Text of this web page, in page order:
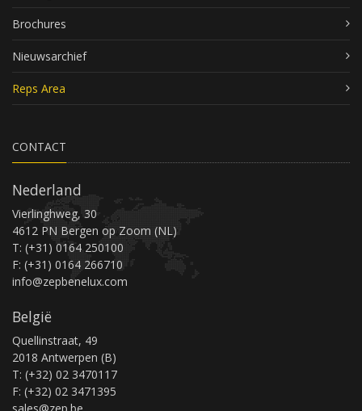
Brochures
Nieuwsarchief
Reps Area
CONTACT
Nederland
Vierlinghweg, 30
4612 PN Bergen op Zoom (NL)
T: (+31) 0164 250100
F: (+31) 0164 266710
info@zepbenelux.com
België
Quellinstraat, 49
2018 Antwerpen (B)
T: (+32) 02 3470117
F: (+32) 02 3471395
sales@zep.be